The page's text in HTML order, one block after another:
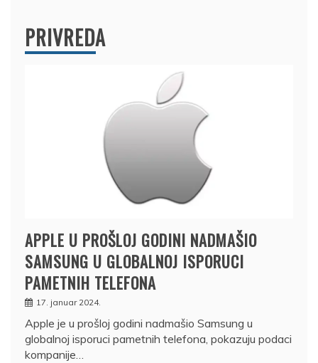
PRIVREDA
APPLE U PROŠLOJ GODINI NADMAŠIO
SAMSUNG U GLOBALNOJ ISPORUCI
PAMETNIH TELEFONA
17. januar 2024.
Apple je u prošloj godini nadmašio Samsung u
globalnoj isporuci pametnih telefona, pokazuju podaci
kompanije…